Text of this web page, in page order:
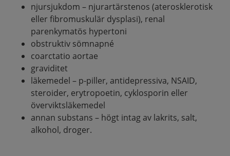
njursjukdom – njurartärstenos (aterosklerotisk
eller fibromuskulär dysplasi), renal
parenkymatös hypertoni
obstruktiv sömnapné
coarctatio aortae
graviditet
läkemedel – p-piller, antidepressiva, NSAID,
steroider, erytropoetin, cyklosporin eller
överviktsläkemedel
annan substans – högt intag av lakrits, salt,
alkohol, droger.